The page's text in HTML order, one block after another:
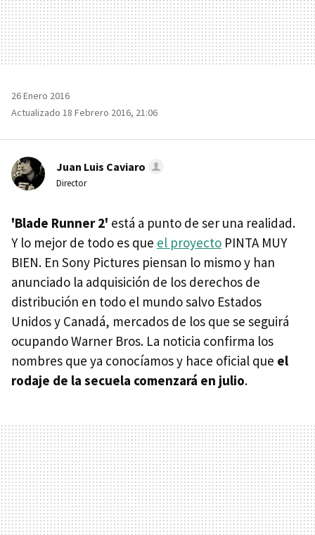
26 Enero 2016
Actualizado 18 Febrero 2016, 21:06
Juan Luis Caviaro
Director
'Blade Runner 2' está a punto de ser una realidad.
Y lo mejor de todo es que el proyecto PINTA MUY
BIEN. En Sony Pictures piensan lo mismo y han
anunciado la adquisición de los derechos de
distribución en todo el mundo salvo Estados
Unidos y Canadá, mercados de los que se seguirá
ocupando Warner Bros. La noticia confirma los
nombres que ya conocíamos y hace oficial que el
rodaje de la secuela comenzará en julio.